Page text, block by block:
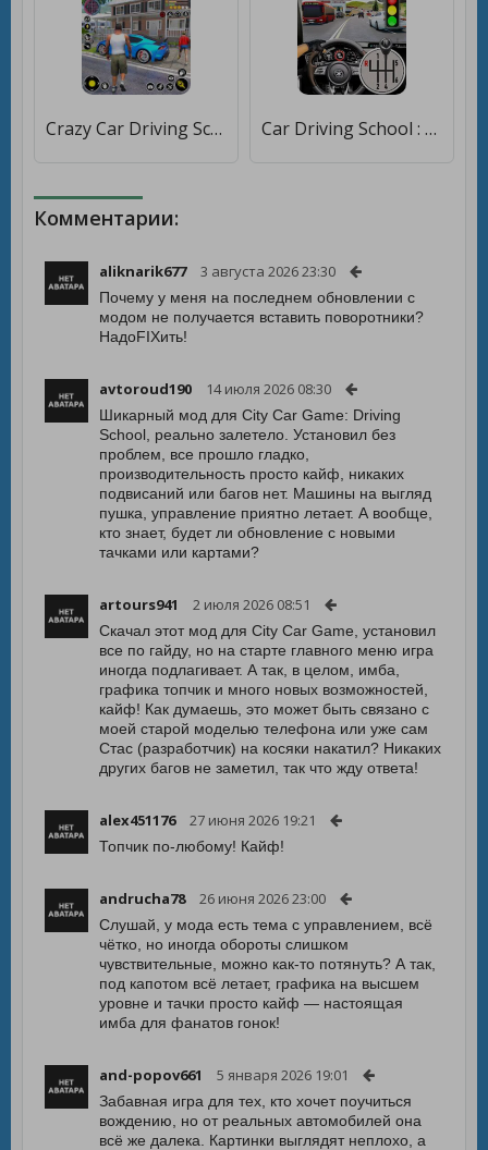
Crazy Car Driving School Games [Мод меню] Car Driving School : Car Games [Мод меню]
Комментарии:
aliknarik677 3 августа 2026 23:30
Почему у меня на последнем обновлении с
модом не получается вставить поворотники?
НадоFIXить!
avtoroud190 14 июля 2026 08:30
Шикарный мод для City Car Game: Driving
School, реально залетело. Установил без
проблем, все прошло гладко,
производительность просто кайф, никаких
подвисаний или багов нет. Машины на выгляд
пушка, управление приятно летает. А вообще,
кто знает, будет ли обновление с новыми
тачками или картами?
artours941 2 июля 2026 08:51
Скачал этот мод для City Car Game, установил
все по гайду, но на старте главного меню игра
иногда подлагивает. А так, в целом, имба,
графика топчик и много новых возможностей,
кайф! Как думаешь, это может быть связано с
моей старой моделью телефона или уже сам
Стас (разработчик) на косяки накатил? Никаких
других багов не заметил, так что жду ответа!
alex451176 27 июня 2026 19:21
Топчик по-любому! Кайф!
andrucha78 26 июня 2026 23:00
Слушай, у мода есть тема с управлением, всё
чётко, но иногда обороты слишком
чувствительные, можно как-то потянуть? А так,
под капотом всё летает, графика на высшем
уровне и тачки просто кайф — настоящая
имба для фанатов гонок!
and-popov661 5 января 2026 19:01
Забавная игра для тех, кто хочет поучиться
вождению, но от реальных автомобилей она
всё же далека. Картинки выглядят неплохо, а